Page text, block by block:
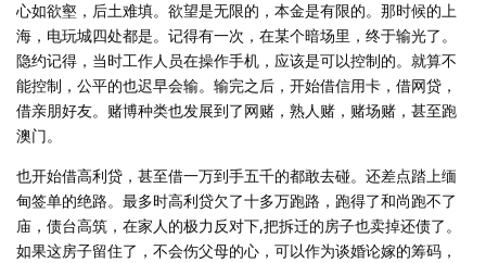
心如欲壑，后土难填。欲望是无限的，本金是有限的。那时候的上
海，电玩城四处都是。记得有一次，在某个暗场里，终于输光了。
隐约记得，当时工作人员在操作手机，应该是可以控制的。就算不
能控制，公平的也迟早会输。输完之后，开始借信用卡，借网贷，
借亲朋好友。赌博种类也发展到了网赌，熟人赌，赌场赌，甚至跑
澳门。
也开始借高利贷，甚至借一万到手五千的都敢去碰。还差点踏上缅
甸签单的绝路。最多时高利贷欠了十多万跑路，跑得了和尚跑不了
庙，债台高筑，在家人的极力反对下,把拆迁的房子也卖掉还债了。
如果这房子留住了，不会伤父母的心，可以作为谈婚论嫁的筹码，